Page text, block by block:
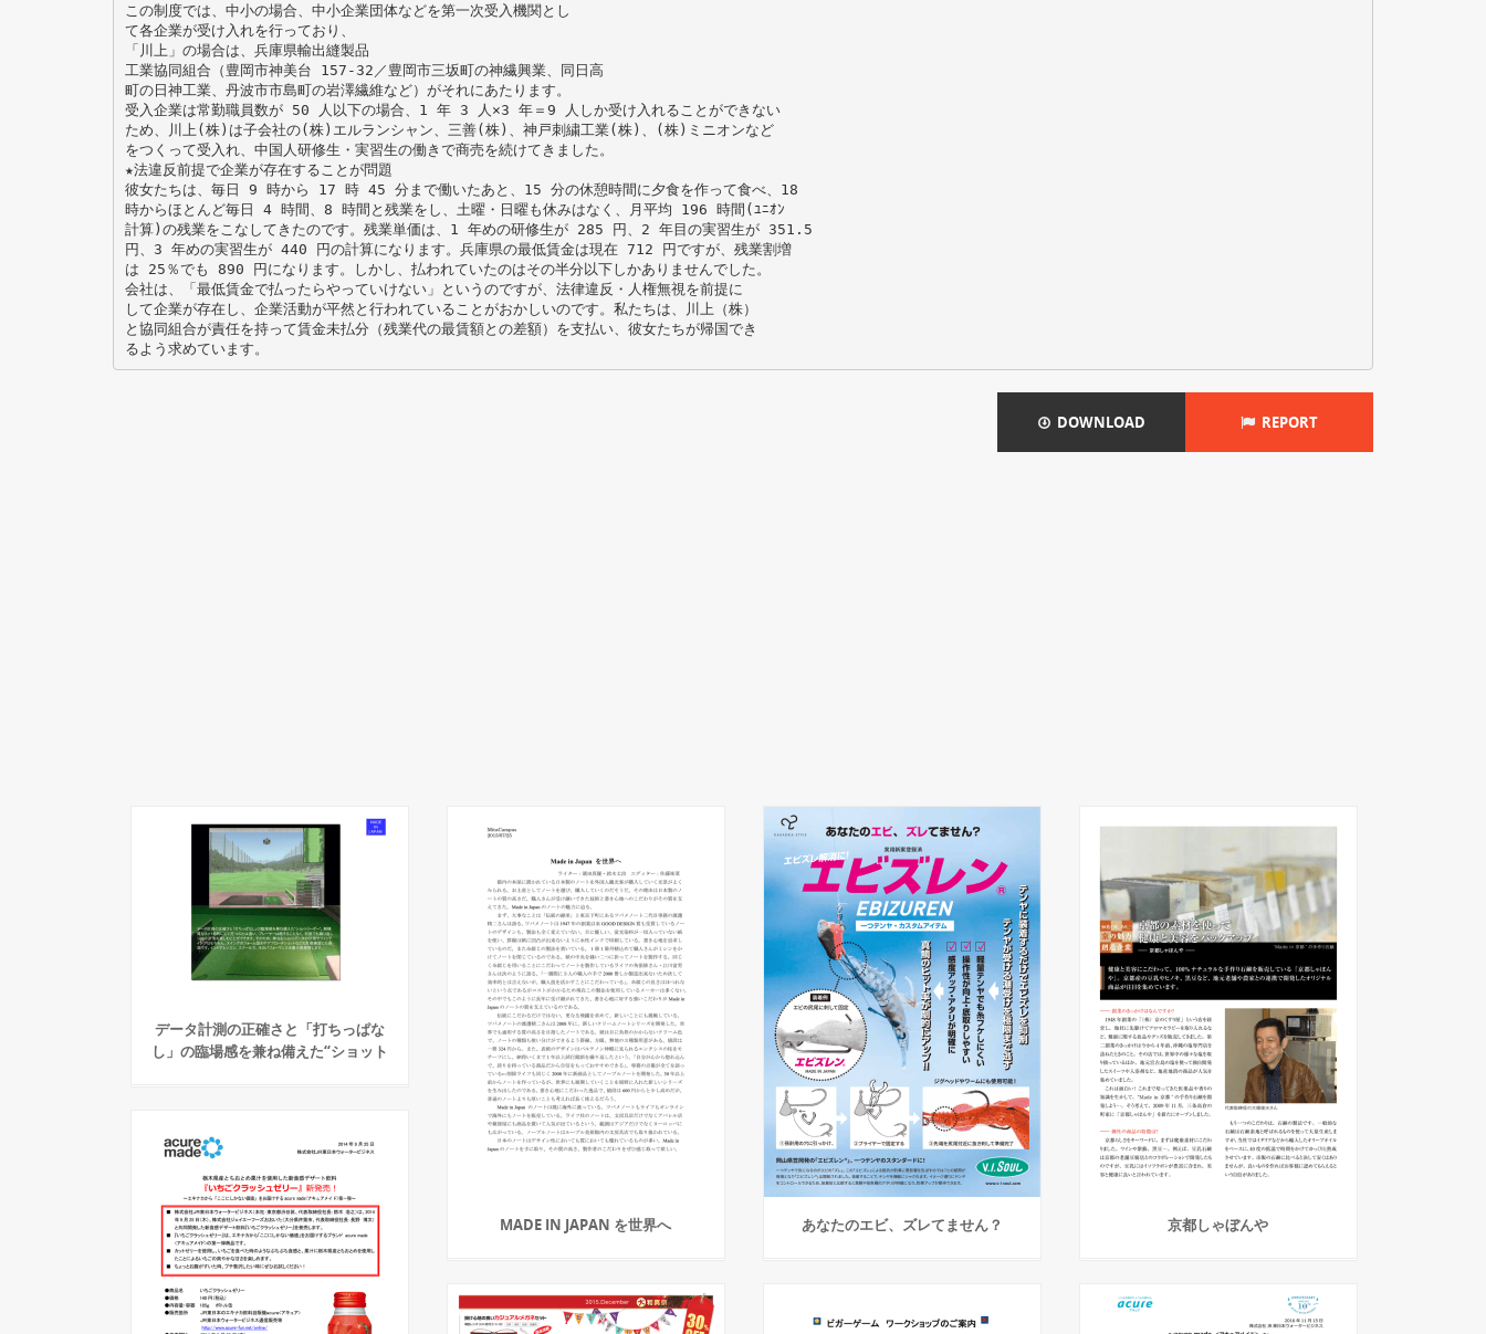
この制度では、中小の場合、中小企業団体などを第一次受入機関とし
て各企業が受け入れを行っており、
「川上」の場合は、兵庫県輸出縫製品
工業協同組合（豊岡市神美台 157-32／豊岡市三坂町の神繊興業、同日高
町の日神工業、丹波市市島町の岩澤繊維など）がそれにあたります。
受入企業は常勤職員数が 50 人以下の場合、1 年 3 人×3 年＝9 人しか受け入れることができない
ため、川上(株)は子会社の(株)エルランシャン、三善(株)、神戸刺繍工業(株)、(株)ミニオンなど
をつくって受入れ、中国人研修生・実習生の働きで商売を続けてきました。
★法違反前提で企業が存在することが問題
彼女たちは、毎日 9 時から 17 時 45 分まで働いたあと、15 分の休憩時間に夕食を作って食べ、18
時からほとんど毎日 4 時間、8 時間と残業をし、土曜・日曜も休みはなく、月平均 196 時間(ﾕﾆｵﾝ
計算)の残業をこなしてきたのです。残業単価は、1 年めの研修生が 285 円、2 年目の実習生が 351.5
円、3 年めの実習生が 440 円の計算になります。兵庫県の最低賃金は現在 712 円ですが、残業割増
は 25％でも 890 円になります。しかし、払われていたのはその半分以下しかありませんでした。
会社は、「最低賃金で払ったらやっていけない」というのですが、法律違反・人権無視を前提に
して企業が存在し、企業活動が平然と行われていることがおかしいのです。私たちは、川上（株）
と協同組合が責任を持って賃金未払分（残業代の最賃額との差額）を支払い、彼女たちが帰国でき
DOWNLOAD REPORT
データ計測の正確さと「打ちっぱな
し」の臨場感を兼ね備えた“ショット
MADE IN JAPAN を世界へ あなたのエビ、ズレてません？ 京都しゃぼんや